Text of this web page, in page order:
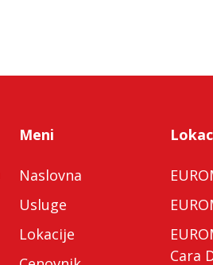
Meni
Naslovna
Usluge
Lokacije
Cara